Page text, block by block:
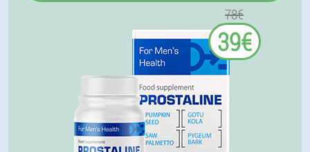
78€
39€